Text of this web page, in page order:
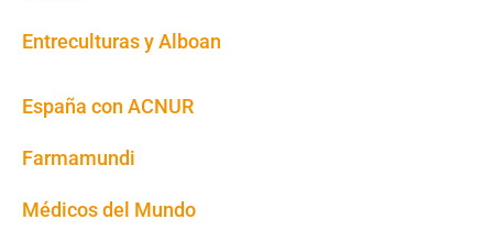
Entreculturas y Alboan
España con ACNUR
Farmamundi
Médicos del Mundo